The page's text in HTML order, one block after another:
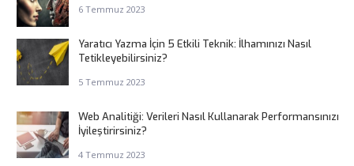
6 Temmuz 2023
Yaratıcı Yazma İçin 5 Etkili Teknik: İlhamınızı Nasıl
Tetikleyebilirsiniz?
5 Temmuz 2023
Web Analitiği: Verileri Nasıl Kullanarak Performansınızı
İyileştirirsiniz?
4 Temmuz 2023